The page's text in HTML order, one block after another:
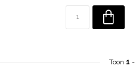
Toon 1 -